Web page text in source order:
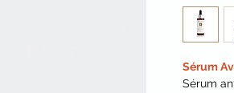
Sérum
Sérum